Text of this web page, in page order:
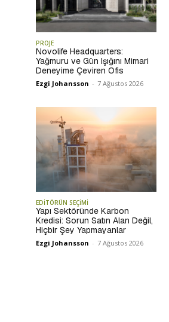
PROJE
Novolife Headquarters:
Yağmuru ve Gün Işığını Mimari
Deneyime Çeviren Ofis
Ezgi Johansson - 7 Ağustos 2026
EDİTÖRÜN SEÇİMİ
Yapı Sektöründe Karbon
Kredisi: Sorun Satın Alan Değil,
Hiçbir Şey Yapmayanlar
Ezgi Johansson - 7 Ağustos 2026